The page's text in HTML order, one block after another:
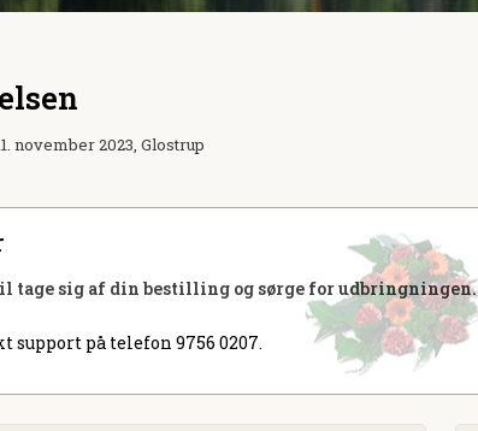
november 2023, Glostrup
tage sig af din bestilling og sørge for udbringningen.
support på telefon 9756 0207.